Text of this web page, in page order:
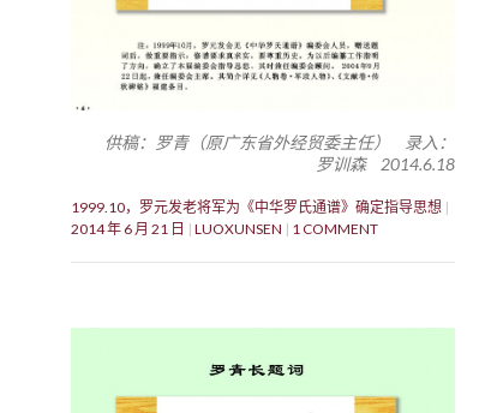
供稿：罗青（原广东省外经贸委主任） 录入：
罗训森 2014.6.18
1999.10，罗元发老将军为《中华罗氏通谱》确定指导思想
2014 年 6 月 21 日
LUOXUNSEN 1 COMMENT